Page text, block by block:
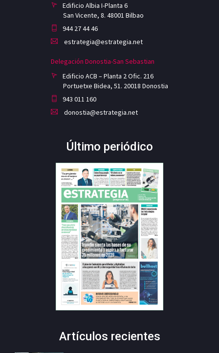
Edificio Albia I-Planta 6
San Vicente, 8. 48001 Bilbao
944 27 44 46
estrategia@estrategia.net
Delegación Donostia-San Sebastian
Edificio ACB – Planta 2 Ofic. 216
Portuetxe Bidea, 51. 20018 Donostia
943 011 160
donostia@estrategia.net
Último periódico
Artículos recientes